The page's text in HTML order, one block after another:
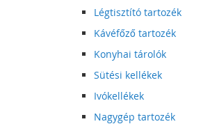
Légtisztító tartozék
Kávéfőző tartozék
Konyhai tárolók
Sütési kellékek
Ivókellékek
Nagygép tartozék